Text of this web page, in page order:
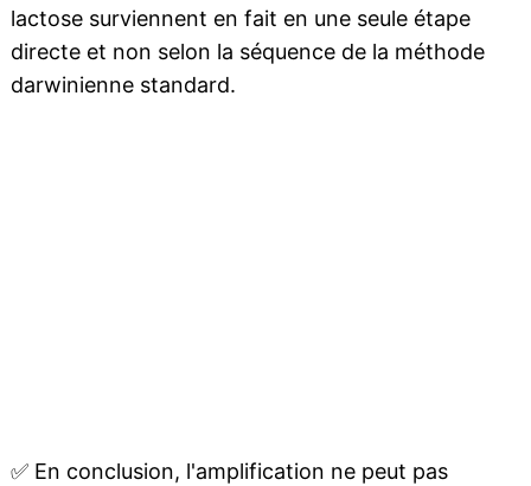
lactose surviennent en fait en une seule étape
directe et non selon la séquence de la méthode
darwinienne standard.
✅En conclusion, l'amplification ne peut pas